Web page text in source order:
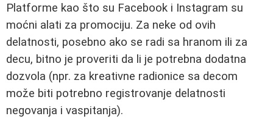
Platforme kao što su Facebook i Instagram su
moćni alati za promociju. Za neke od ovih
delatnosti, posebno ako se radi sa hranom ili za
decu, bitno je proveriti da li je potrebna dodatna
dozvola (npr. za kreativne radionice sa decom
može biti potrebno registrovanje delatnosti
negovanja i vaspitanja).